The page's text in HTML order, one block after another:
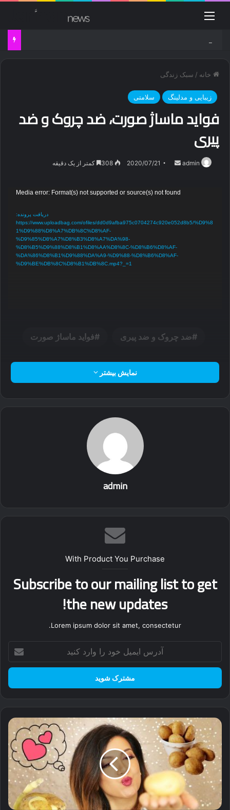
منو
خانه / سبک زندگی
زیبایی و مدلینگ سلامتی
فواید ماساژ صورت، ضد چروک و ضد
پیری
admin
ارسال2020/07/21 کمتر از یک دقیقه
Media error: Format(s) not supported or source(s) not found
دریافت پرونده:
https://www.uploadbag.com/ofiles/dd0d9afba975c0704274c920e052d8b5/%D9%8
1%D9%88%D8%A7%DB%8C%D8%AF-
%D9%85%D8%A7%D8%B3%D8%A7%DA%98-
%D8%B5%D9%88%D8%B1%D8%AA%D8%8C-%D8%B6%D8%AF-
%DA%86%D8%B1%D9%88%DA%A9-%D9%88-%D8%B6%D8%AF-
%D9%BE%DB%8C%D8%B1%DB%8C.mp4?_=1
ضد چروک و ضد پیری فواید ماساژ صورت
نمایش بیشتر
admin
With Product You Purchase
Subscribe to our mailing list to get
the new updates!
Lorem ipsum dolor sit amet, consectetur.
خود
وارد
خواص
سیب
زمینی
برای
پوست!
خودم
نمی